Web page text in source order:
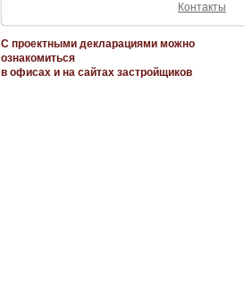
Контакты
С проектными декларациями можно
ознакомиться
в офисах и на сайтах застройщиков